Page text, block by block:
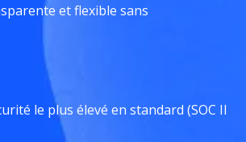
et flexible sans
le plus élevé en standard (SOC II